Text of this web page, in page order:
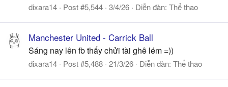
dixara14 Post #5,544 3/4/26 Diễn đàn: Thể thao
Manchester United - Carrick Ball
Sáng nay lên fb thấy chửi tài ghê lém =))
dixara14 Post #5,488 21/3/26 Diễn đàn: Thể thao